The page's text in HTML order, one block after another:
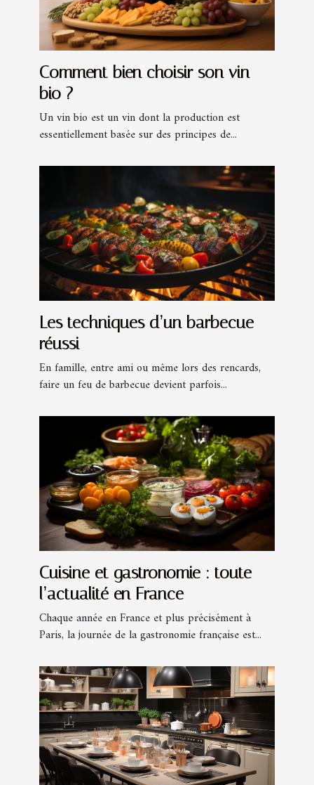
Comment bien choisir son vin
bio ?
Un vin bio est un vin dont la production est
essentiellement basée sur des principes de...
Les techniques d’un barbecue
réussi
En famille, entre ami ou même lors des rencards,
faire un feu de barbecue devient parfois...
Cuisine et gastronomie : toute
l’actualité en France
Chaque année en France et plus précisément à
Paris, la journée de la gastronomie française est...